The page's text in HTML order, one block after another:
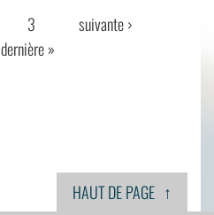
3
suivante ›
dernière »
HAUT DE PAGE ↑